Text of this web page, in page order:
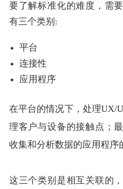
要了解标准化的难度，需
有三个类别:
平台
连接性
应用程序
在平台的情况下，处理UX/
理客户与设备的接触点；
收集和分析数据的应用程序
这三个类别是相互关联的